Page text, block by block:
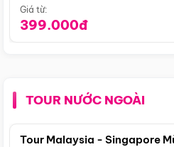
Giá từ:
399.000đ
TOUR NƯỚC NGOÀI
Tour Malaysia - Singapore